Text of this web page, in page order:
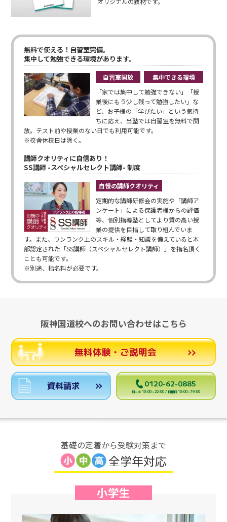
無料で使える！自習室完備。
集中して勉強できる環境があります。
自習室開放
集中できる環境
「家では集中して勉強できない」「授
業後にもう少し残って勉強したい」な
ど、お子様の「学びたい」という気持
ちに応え、当塾では自習室を無料で開
放。テスト前や授業のない日でも利用可能です。
※校舎休校日は除く。
講師クオリティに自信あり！
SS講師 -スペシャルセレクト講師- 制度
自慢の講師クオリティ
定期的な講師研修会の実施や「講師ア
ンケート」による保護者様からの評価
等、個別指導塾としてより質の高い授
業の提供を目指して取り組んでいま
す。また、ワンランク上のスキル・経験・知識を備えていると本
部認定された「SS講師（スペシャルセレクト講師）」を指名頂く
ことも可能です。
※別途、指名料が必要です。
阪神国道校へのお問い合わせはこちら
無料体験・ご説明会
資料請求 0120-62-0885
月～土 10:00～22:00 / 日曜日 10:00～19:00
基礎の定着から受験対策まで
全学年対応
小学生